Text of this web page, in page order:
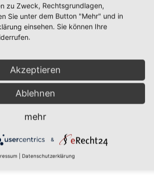
zu Zweck, Rechtsgrundlagen,
Sie unter dem Button "Mehr" und in
einsehen. Sie können Ihre
Akzeptieren
Ablehnen
mehr
&
Datenschutzerklärung